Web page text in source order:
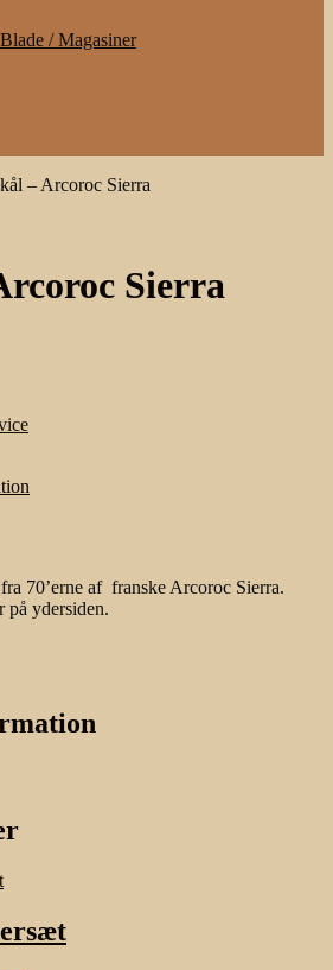
/ Magasiner
– Arcoroc Sierra
Sierra
70’erne af franske Arcoroc Sierra.
på ydersiden.